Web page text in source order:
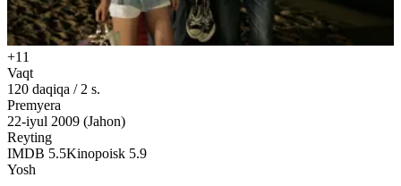
+11
Vaqt
120 daqiqa /2 s.
Premyera
22-iyul 2009 (Jahon)
Reyting
IMDB 5.5Kinopoisk 5.9
Yosh